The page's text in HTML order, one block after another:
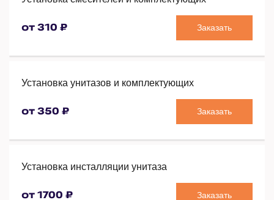
от 310 ₽ Заказать
Установка унитазов и комплектующих
от 350 ₽ Заказать
Установка инсталляции унитаза
от 1700 ₽ Заказать